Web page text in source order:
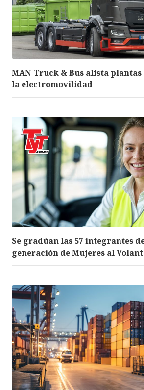
MAN Truck & Bus alista
la electromovilidad
Se gradúan las 57 integrantes
generación de Mujeres al